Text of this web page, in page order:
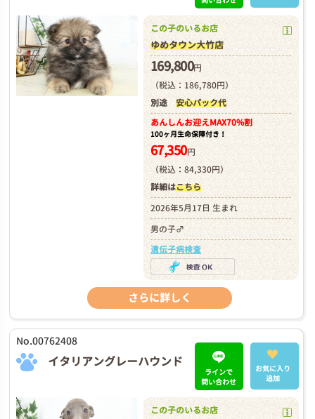
この子のいるお店
ゆめタウン大竹店
169,800円
（税込：186,780円）
別途 安心パック代
あんしんお迎えMAX70%割
100ヶ月生命保障付き！
67,350円
（税込：84,330円）
詳細はこちら
2026年5月17日 生まれ
男の子♂
遺伝子病検査
さらに詳しく
No.00762408
イタリアングレーハウンド
ラインで
問い合わせ
お気に入り
追加
この子のいるお店